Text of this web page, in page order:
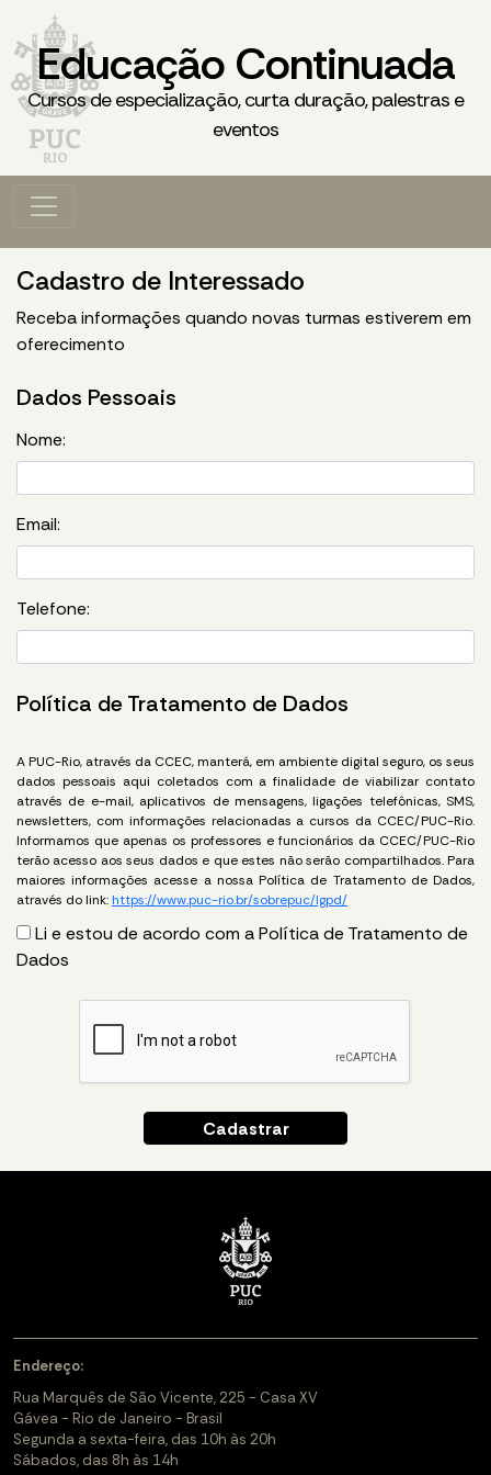
Educação Continuada
Cursos de especialização, curta duração, palestras e
eventos
Cadastro de Interessado
Receba informações quando novas turmas estiverem em
oferecimento
Dados Pessoais
Nome:
Email:
Telefone:
Política de Tratamento de Dados
A PUC-Rio, através da CCEC, manterá, em ambiente digital seguro, os seus
dados pessoais aqui coletados com a finalidade de viabilizar contato
através de e-mail, aplicativos de mensagens, ligações telefônicas, SMS,
newsletters, com informações relacionadas a cursos da CCEC/PUC-Rio.
Informamos que apenas os professores e funcionários da CCEC/PUC-Rio
terão acesso aos seus dados e que estes não serão compartilhados. Para
maiores informações acesse a nossa Política de Tratamento de Dados,
através do link: https://www.puc-rio.br/sobrepuc/lgpd/
Li e estou de acordo com a Política de Tratamento de
Dados
Endereço:
Rua Marquês de São Vicente, 225 - Casa XV
Gávea - Rio de Janeiro - Brasil
Segunda a sexta-feira, das 10h às 20h
Sábados, das 8h às 14h